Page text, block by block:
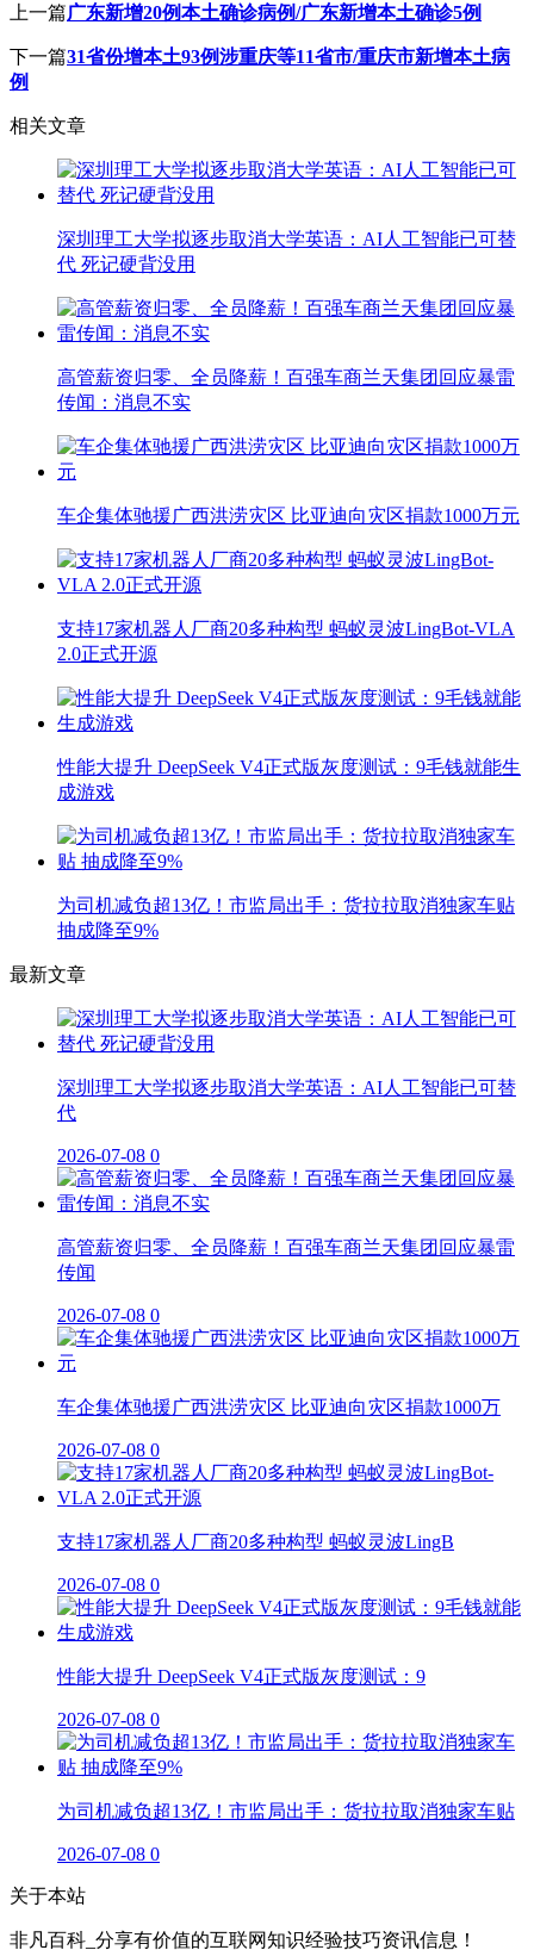
上一篇广东新增20例本土确诊病例/广东新增本土确诊5例
下一篇31省份增本土93例涉重庆等11省市/重庆市新增本土病
例
相关文章
深圳理工大学拟逐步取消大学英语：AI人工智能已可替
代 死记硬背没用
高管薪资归零、全员降薪！百强车商兰天集团回应暴雷
传闻：消息不实
车企集体驰援广西洪涝灾区 比亚迪向灾区捐款1000万元
支持17家机器人厂商20多种构型 蚂蚁灵波LingBot-VLA
2.0正式开源
性能大提升 DeepSeek V4正式版灰度测试：9毛钱就能生
成游戏
为司机减负超13亿！市监局出手：货拉拉取消独家车贴
抽成降至9%
最新文章
深圳理工大学拟逐步取消大学英语：AI人工智能已可替
代
2026-07-08 0
高管薪资归零、全员降薪！百强车商兰天集团回应暴雷
传闻
2026-07-08 0
车企集体驰援广西洪涝灾区 比亚迪向灾区捐款1000万
2026-07-08 0
支持17家机器人厂商20多种构型 蚂蚁灵波LingB
2026-07-08 0
性能大提升 DeepSeek V4正式版灰度测试：9
2026-07-08 0
为司机减负超13亿！市监局出手：货拉拉取消独家车贴
2026-07-08 0
关于本站
非凡百科_分享有价值的互联网知识经验技巧资讯信息！